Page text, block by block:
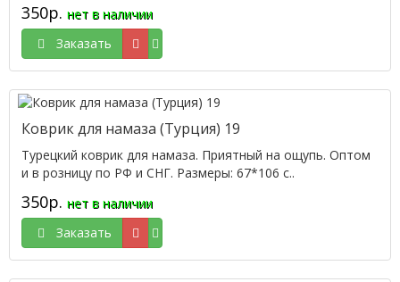
350р. нет в наличии
Заказать
Коврик для намаза (Турция) 19
Турецкий коврик для намаза. Приятный на ощупь. Оптом
и в розницу по РФ и СНГ. Размеры: 67*106 с..
350р. нет в наличии
Заказать